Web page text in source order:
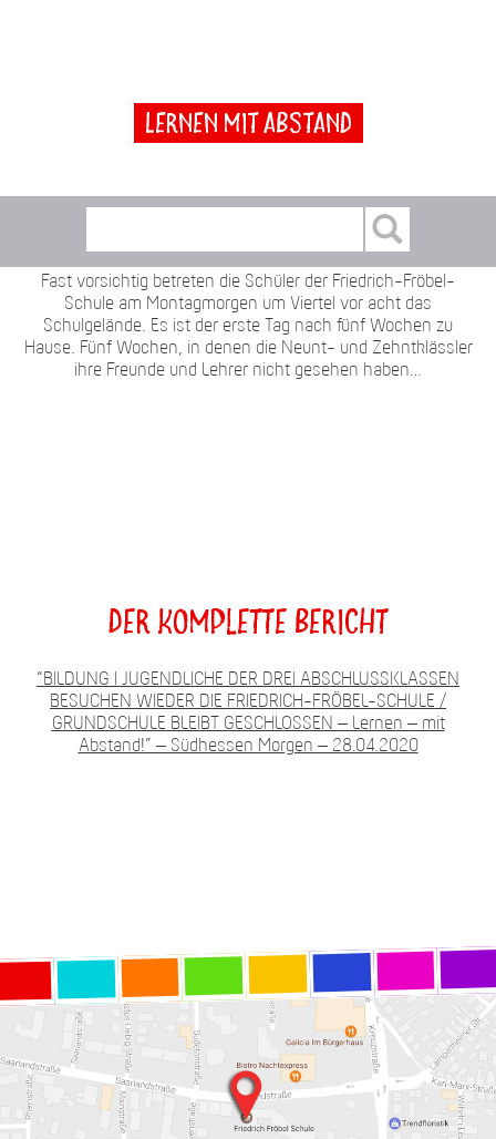
Lernen mit Abstand
Fast vorsichtig betreten die Schüler der Friedrich-Fröbel-
Schule am Montagmorgen um Viertel vor acht das
Schulgelände. Es ist der erste Tag nach fünf Wochen zu
Hause. Fünf Wochen, in denen die Neunt- und Zehntklässler
ihre Freunde und Lehrer nicht gesehen haben…
Der komplette Bericht
“BILDUNG I JUGENDLICHE DER DREI ABSCHLUSSKLASSEN
BESUCHEN WIEDER DIE FRIEDRICH-FRÖBEL-SCHULE /
GRUNDSCHULE BLEIBT GESCHLOSSEN – Lernen – mit
Abstand!” – Südhessen Morgen – 28.04.2020